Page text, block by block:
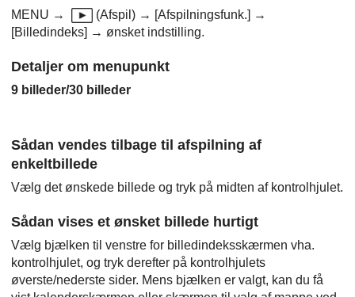
MENU → (Afspil) → [Afspilningsfunk.] →
[Billedindeks] → ønsket indstilling.
Detaljer om menupunkt
9 billeder/30 billeder
Sådan vendes tilbage til afspilning af
enkeltbillede
Vælg det ønskede billede og tryk på midten af kontrolhjulet.
Sådan vises et ønsket billede hurtigt
Vælg bjælken til venstre for billedindeksskærmen vha.
kontrolhjulet, og tryk derefter på kontrolhjulets
øverste/nederste sider. Mens bjælken er valgt, kan du få